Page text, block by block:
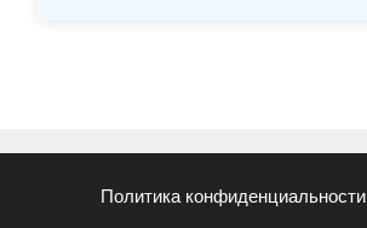
Политика конфиденциальности